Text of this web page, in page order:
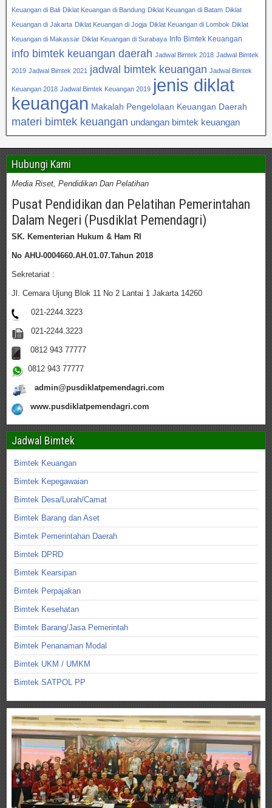
Keuangan di Bali Diklat Keuangan di Bandung Diklat Keuangan di Batam Diklat
Keuangan di Jakarta Diklat Keuangan di Jogja Diklat Keuangan di Lombok Diklat
Keuangan di Makassar Diklat Keuangan di Surabaya Info Bimtek Keuangan
info bimtek keuangan daerah Jadwal Bimtek 2018 Jadwal Bimtek
2019 Jadwal Bimtek 2021 jadwal bimtek keuangan Jadwal Bimtek
Keuangan 2018 Jadwal Bimtek Keuangan 2019 jenis diklat
keuangan Makalah Pengelolaan Keuangan Daerah
materi bimtek keuangan undangan bimtek keuangan
Hubungi Kami
Media Riset, Pendidikan Dan Pelatihan
Pusat Pendidikan dan Pelatihan Pemerintahan
Dalam Negeri (Pusdiklat Pemendagri)
SK. Kementerian Hukum & Ham RI
No AHU-0004660.AH.01.07.Tahun 2018
Sekretariat :
Jl. Cemara Ujung Blok 11 No 2 Lantai 1 Jakarta 14260
021-2244.3223
021-2244.3223
0812 943 77777
0812 943 77777
admin@pusdiklatpemendagri.com
www.pusdiklatpemendagri.com
Jadwal Bimtek
Bimtek Keuangan
Bimtek Kepegawaian
Bimtek Desa/Lurah/Camat
Bimtek Barang dan Aset
Bimtek Pemerintahan Daerah
Bimtek DPRD
Bimtek Kearsipan
Bimtek Perpajakan
Bimtek Kesehatan
Bimtek Barang/Jasa Pemerintah
Bimtek Penanaman Modal
Bimtek UKM / UMKM
Bimtek SATPOL PP